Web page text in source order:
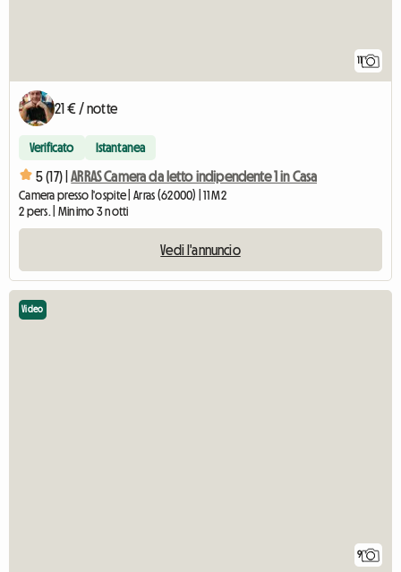
11
21 € / notte
Verificato Istantanea
5 (17) | ARRAS Camera da letto indipendente 1 in Casa
Camera presso l'ospite | Arras (62000) | 11 M2
2 pers. | Minimo 3 notti
Vedi l'annuncio
9
Video